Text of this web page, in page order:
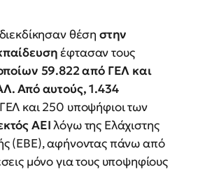
θέση στην
έφτασαν τους
59.822 από ΓΕΛ και
Από αυτούς, 1.434
και 250 υποψήφιοι των
ΑΕΙλόγω της Ελάχιστης
(ΕΒΕ), αφήνοντας πάνω από
μόνο για τους υποψηφίους